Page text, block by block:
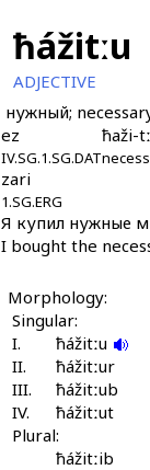
ħážitːu
ADJECTIVE
нужный;
ez
IV.SG.1.SG.DAT
ħaži-
zari
1.SG.ERG
Я купил нужные
I bought the
Morphology:
Singular:
I.
ħážitːu
II.
ħážitːur
III.
ħážitːub
IV.
ħážitːut
Plural:
ħážitːib